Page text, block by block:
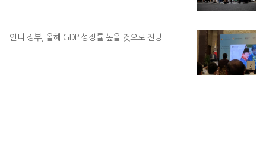
인니 정부, 올해 GDP 성장률 높을 것으로 전망